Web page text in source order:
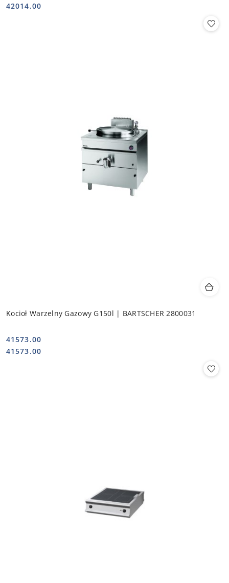
Cena:
Cena:
42014.00
Kocioł Warzelny Gazowy G150l | BARTSCHER 2800031
Cena:
41573.00
Cena:
41573.00